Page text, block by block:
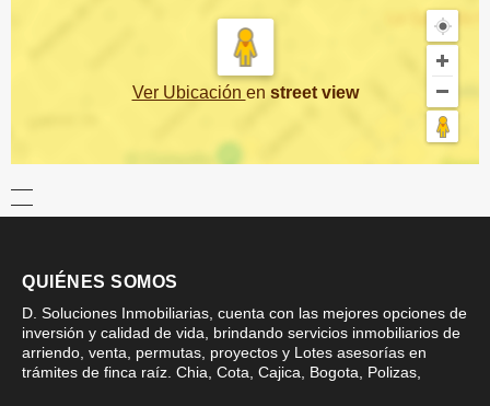
Ver Ubicación en street view
QUIÉNES SOMOS
D. Soluciones Inmobiliarias, cuenta con las mejores opciones de
inversión y calidad de vida, brindando servicios inmobiliarios de
arriendo, venta, permutas, proyectos y Lotes asesorías en
trámites de finca raíz. Chia, Cota, Cajica, Bogota, Polizas,